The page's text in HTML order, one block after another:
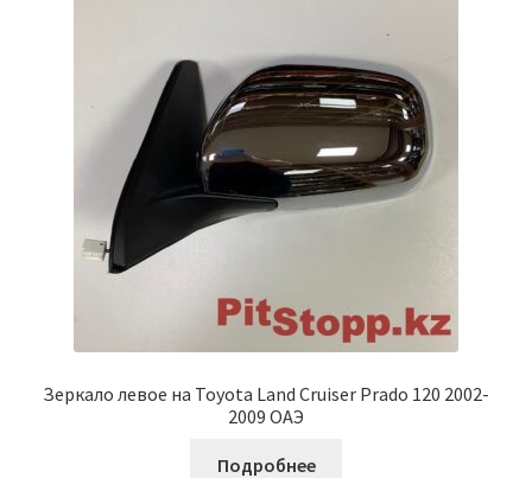
Зеркало левое на Toyota Land Cruiser Prado 120 2002-
2009 ОАЭ
Подробнее